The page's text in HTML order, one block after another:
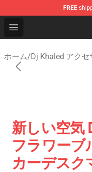
FREE
Open menu
ホーム/Dj Khaled アクセ
新しい空気
フラワーブ
カーデスク